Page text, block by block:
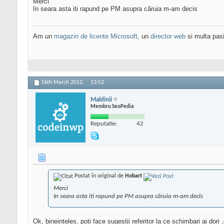
In seara asta iti rapund pe PM asupra căruia m-am decis
Am un magazin de licente Microsoft, un director web si multa
16th March 2012, 13:52
Maldinii
Membru SeoPedia
Reputatie: 42
Postat în original de Hobart
Merci
In seara asta iti rapund pe PM asupra căruia m-am decis
Ok, bineinteles, poti face sugestii referitor la ce schimbari ai dori